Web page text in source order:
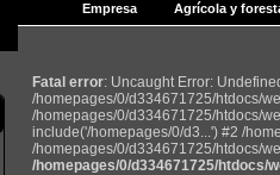
Empresa
Agrícola y
Fatal error: Uncaught Error:
/homepages/0/d334671725/htdocs/
/homepages/0/d334671725/htdocs/
include('/homepages/0/d3...') #2 /
/homepages/0/d334671725/htdocs/
/homepages/0/d334671725/htdocs/